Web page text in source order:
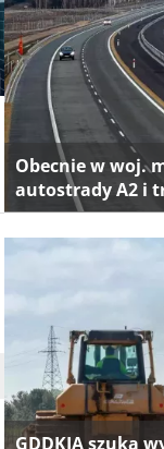
Obecnie w woj.
autostrady A2 i
GDDKIA szuka